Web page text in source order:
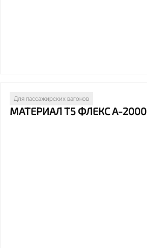
Для пассажирских вагонов
МАТЕРИАЛ Т5 ФЛЕКС А-2000